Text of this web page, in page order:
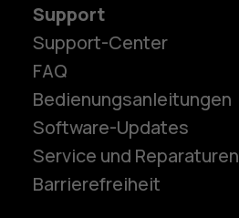
Support
Support-Center
FAQ
Bedienungsanleitungen
Software-Updates
Service und Reparaturen
Barrierefreiheit